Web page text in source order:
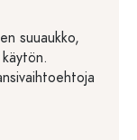
suuaukko,